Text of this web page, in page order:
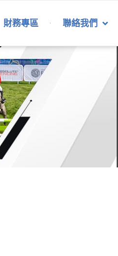
財務專區 聯絡我們